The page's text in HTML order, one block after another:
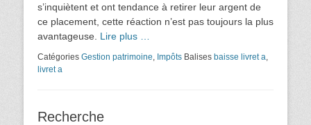
s’inquiètent et ont tendance à retirer leur argent de
ce placement, cette réaction n’est pas toujours la plus
avantageuse. Lire plus …
Catégories Gestion patrimoine Impôts Balises baisse livret a
livret a
Recherche